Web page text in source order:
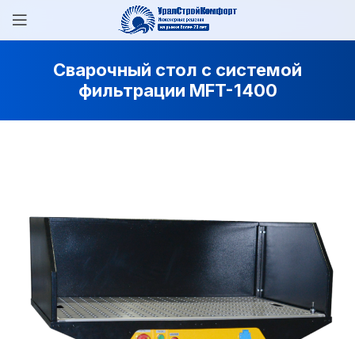
Сварочный стол с системой
фильтрации MFT-1400